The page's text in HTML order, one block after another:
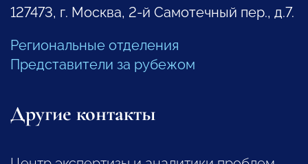
127473, г. Москва, 2-й Самотечный пер., д.7.
Региональные отделения
Представители за рубежом
Другие контакты